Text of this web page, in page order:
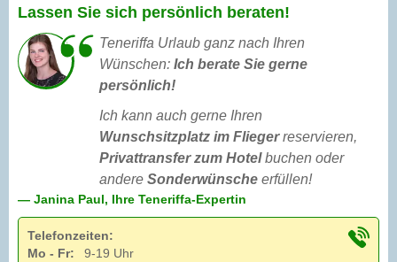
Lassen Sie sich persönlich beraten!
Teneriffa Urlaub ganz nach Ihren
Wünschen: Ich berate Sie gerne
persönlich!
Ich kann auch gerne Ihren
Wunschsitzplatz im Fliegerreservieren,
Privattransfer zum Hotelbuchen oder
andere Sonderwünsche erfüllen!
— Janina Paul, Ihre Teneriffa-Expertin
Telefonzeiten:
Mo - Fr:
9-19 Uhr